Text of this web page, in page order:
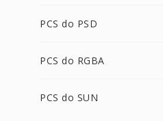
PCS do PSD
PCS do RGBA
PCS do SUN